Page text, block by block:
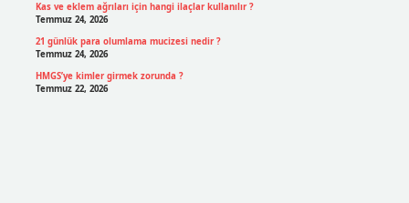
Kas ve eklem ağrıları için hangi ilaçlar kullanılır ?
Temmuz 24, 2026
21 günlük para olumlama mucizesi nedir ?
Temmuz 24, 2026
HMGS’ye kimler girmek zorunda ?
Temmuz 22, 2026